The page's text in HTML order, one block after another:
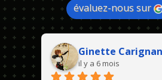
évaluez-nous sur
Ginette Carignan
il y a 6 mois